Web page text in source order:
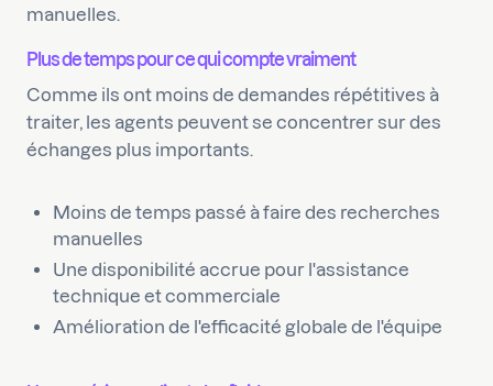
manuelles.
Plus de temps pour ce qui compte vraiment
Comme ils ont moins de demandes répétitives à
traiter, les agents peuvent se concentrer sur des
échanges plus importants.
Moins de temps passé à faire des recherches
manuelles
Une disponibilité accrue pour l'assistance
technique et commerciale
Amélioration de l'efficacité globale de l'équipe